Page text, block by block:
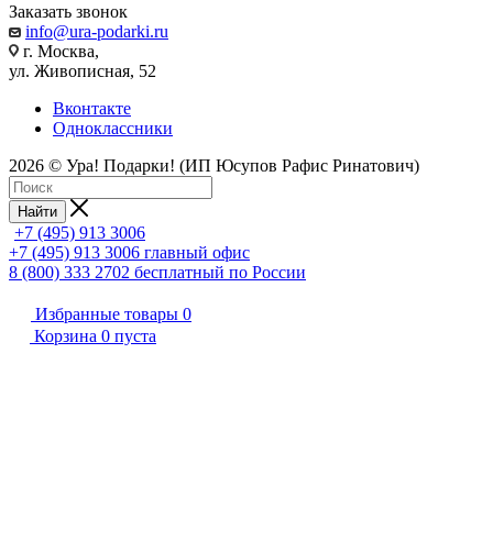
Заказать звонок
info@ura-podarki.ru
г. Москва,
ул. Живописная, 52
Вконтакте
Одноклассники
2026 © Ура! Подарки! (ИП Юсупов Рафис Ринатович)
Найти
+7 (495) 913 3006
+7 (495) 913 3006 главный офис
8 (800) 333 2702 бесплатный по России
Избранные товары 0
Корзина 0 пуста